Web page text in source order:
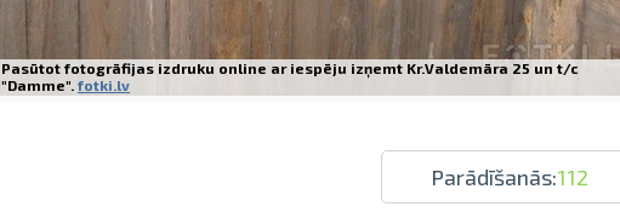
Pasūtot fotogrāfijas izdruku online ar iespēju izņemt Kr.Valdemāra 25 un t/c
"Damme". fotki.lv
Parādīšanās:112